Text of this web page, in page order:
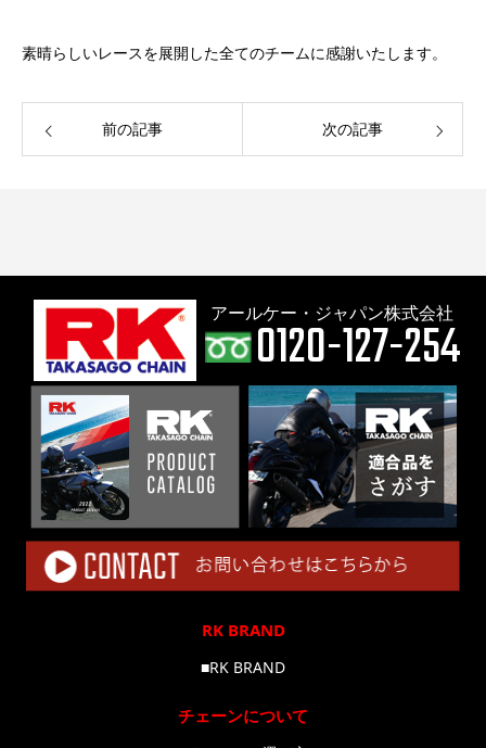
素晴らしいレースを展開した全てのチームに感謝いたします。
前の記事 次の記事
アールケー・ジャパン株式会社
0120-127-254
RK BRAND
■RK BRAND
チェーンについて